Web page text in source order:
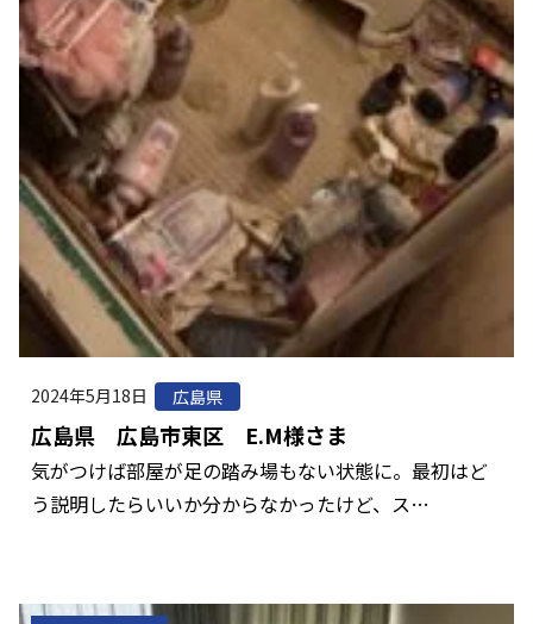
2024年5月18日 広島県
広島県 広島市東区 E.M様さま
気がつけば部屋が足の踏み場もない状態に。最初はど
う説明したらいいか分からなかったけど、ス…